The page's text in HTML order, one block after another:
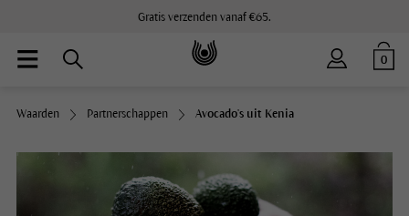
Gratis verzenden vanaf €65.
0
Waarden Partnerschappen Avocado's uit Kenia